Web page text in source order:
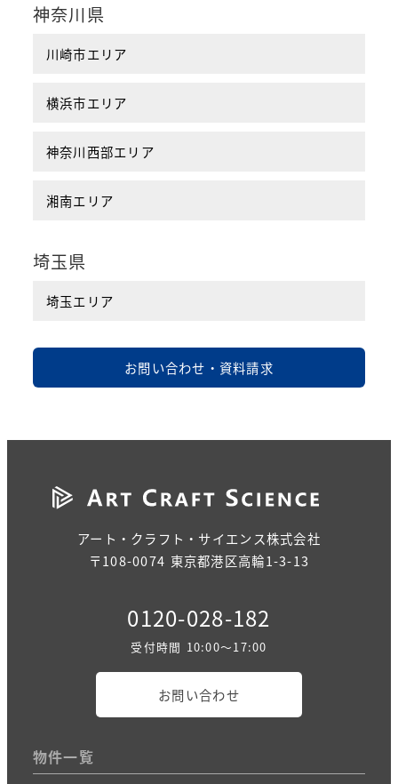
神奈川県
川崎市エリア
横浜市エリア
神奈川西部エリア
湘南エリア
埼玉県
埼玉エリア
お問い合わせ・資料請求
アート・クラフト・サイエンス株式会社
〒108-0074 東京都港区高輪1-3-13
0120-028-182
受付時間 10:00～17:00
お問い合わせ
物件一覧